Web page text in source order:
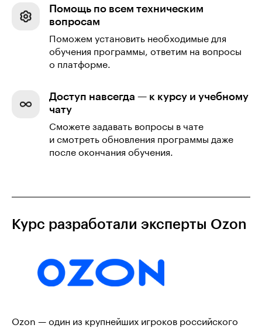
Помощь по всем техническим
вопросам
Поможем установить необходимые для
обучения программы, ответим на вопросы
о платформе.
Доступ навсегда — к курсу и учебному
чату
Сможете задавать вопросы в чате
и смотреть обновления программы даже
после окончания обучения.
Курс разработали эксперты Ozon
Ozon — один из крупнейших игроков российского